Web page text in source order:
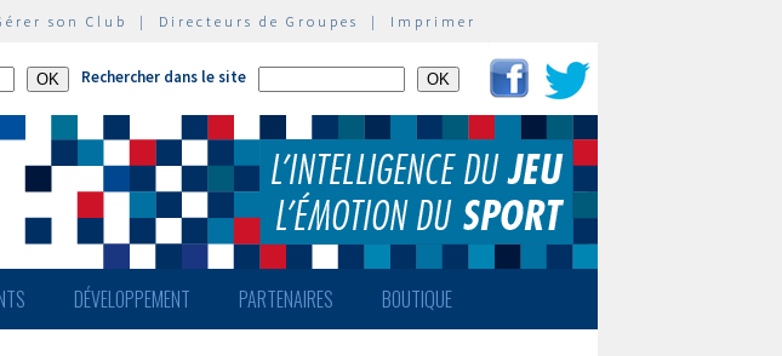
son Club | Directeurs de Groupes | Imprimer
Rechercher dans le site
DÉVELOPPEMENT PARTENAIRES BOUTIQUE